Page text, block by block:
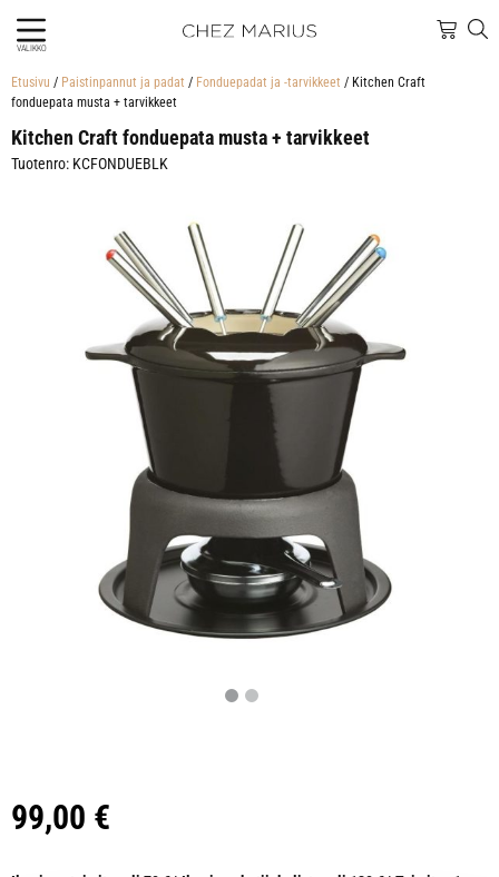
VALIKKO
Etusivu / Paistinpannut ja padat / Fonduepadat ja -tarvikkeet / Kitchen Craft
fonduepata musta + tarvikkeet
Kitchen Craft fonduepata musta + tarvikkeet
Tuotenro: KCFONDUEBLK
99,00 €